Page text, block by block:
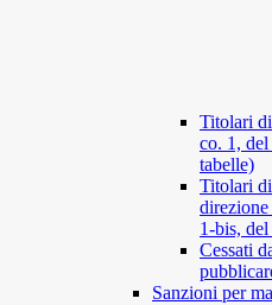
Titolari
co. 1,
tabelle)
Titolari
1-bis,
Cessati
Sanzioni per